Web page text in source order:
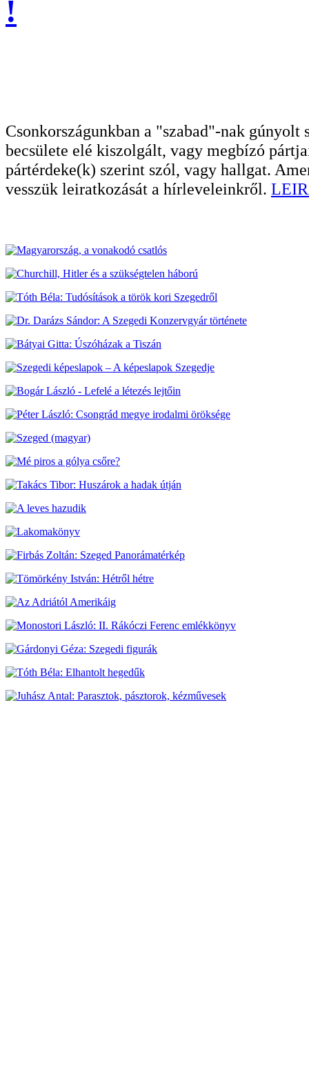
!
Csonkországunkban a "szabad"-nak
becsülete elé kiszolgált, vagy megbízó
pártérdeke(k) szerint szól, vagy hallgat.
vesszük leiratkozását a hírleveleinkről.